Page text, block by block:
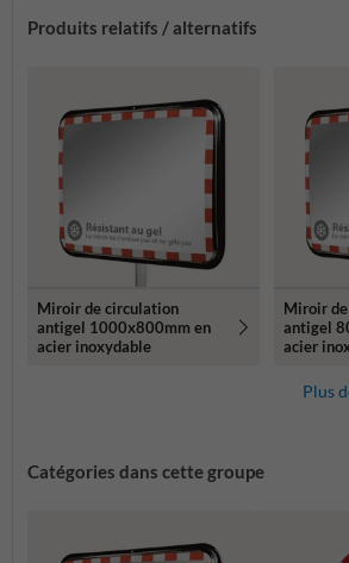
Produits relatifs / alternatifs
Miroir de circulation
antigel 1000x800mm en
acier inoxydable
Miroir
antigel
acier
Plus
Catégories dans cette groupe